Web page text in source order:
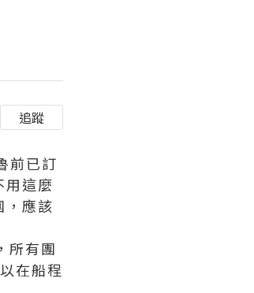
追蹤
前已訂
用這麼
，應該
所有團
在船程